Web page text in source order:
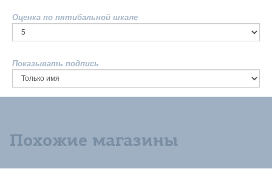
Оценка по пятибальной шкале
Показывать подпись
Похожие магазины